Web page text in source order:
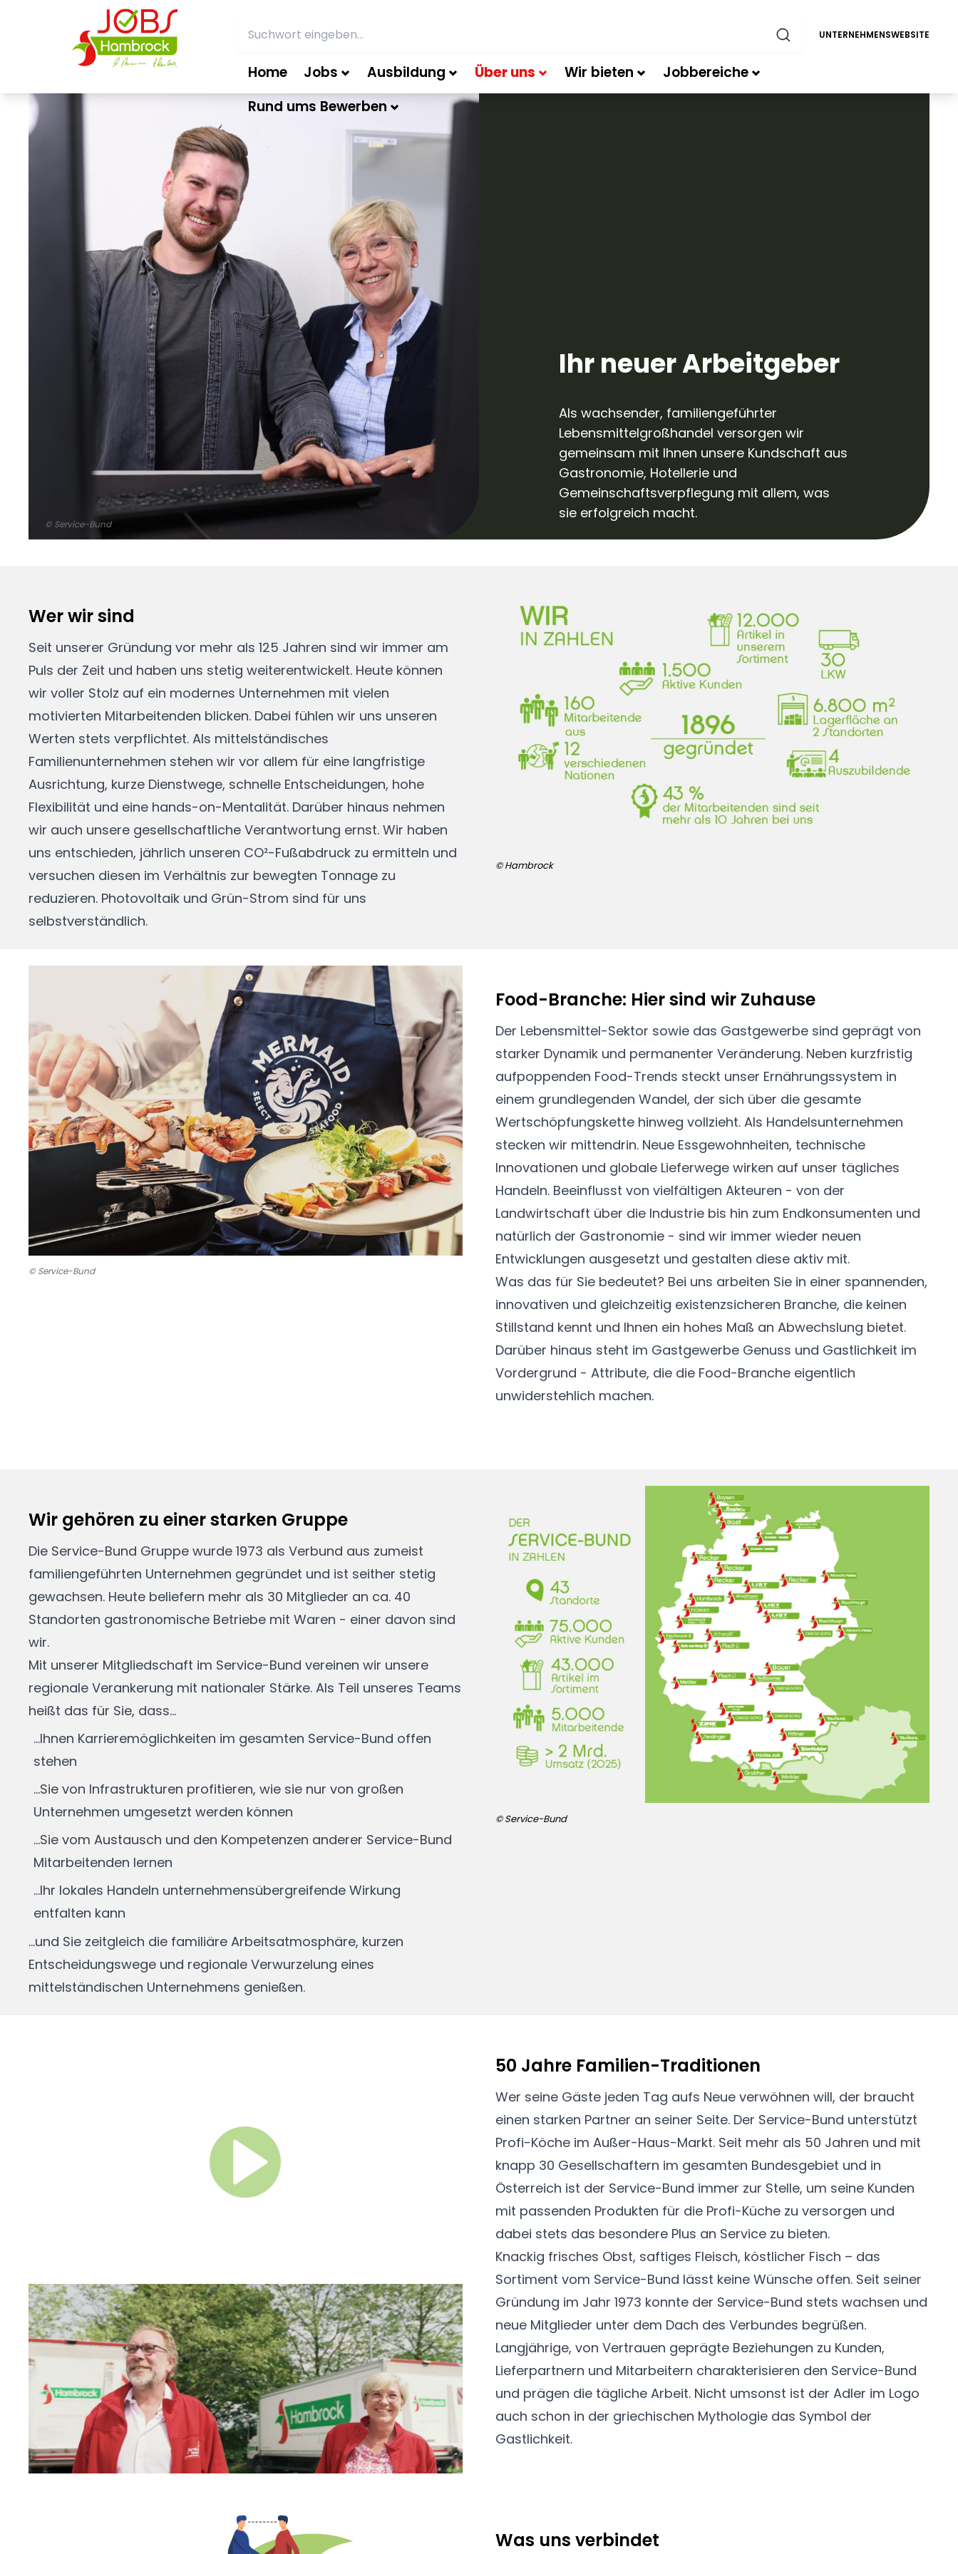
UNTERNEHMENSWEBSITE
Home Jobs Ausbildung Über uns Wir bieten
Jobbereiche
Rund ums Bewerben
© Service-Bund
Ihr neuer Arbeitgeber
Als wachsender, familiengeführter
Lebensmittelgroßhandel versorgen wir
gemeinsam mit Ihnen unsere Kundschaft aus
Gastronomie, Hotellerie und
Gemeinschaftsverpflegung mit allem, was
sie erfolgreich macht.
Wer wir sind
Seit unserer Gründung vor mehr als 125 Jahren sind wir immer am
Puls der Zeit und haben uns stetig weiterentwickelt. Heute können
wir voller Stolz auf ein modernes Unternehmen mit vielen
motivierten Mitarbeitenden blicken. Dabei fühlen wir uns unseren
Werten stets verpflichtet. Als mittelständisches
Familienunternehmen stehen wir vor allem für eine langfristige
Ausrichtung, kurze Dienstwege, schnelle Entscheidungen, hohe
Flexibilität und eine hands-on-Mentalität. Darüber hinaus nehmen
wir auch unsere gesellschaftliche Verantwortung ernst. Wir haben
uns entschieden, jährlich unseren CO²-Fußabdruck zu ermitteln und
versuchen diesen im Verhältnis zur bewegten Tonnage zu
reduzieren. Photovoltaik und Grün-Strom sind für uns
selbstverständlich.
© Hambrock
© Service-Bund
Food-Branche: Hier sind wir Zuhause
Der Lebensmittel-Sektor sowie das Gastgewerbe sind geprägt von
starker Dynamik und permanenter Veränderung. Neben kurzfristig
aufpoppenden Food-Trends steckt unser Ernährungssystem in
einem grundlegenden Wandel, der sich über die gesamte
Wertschöpfungskette hinweg vollzieht. Als Handelsunternehmen
stecken wir mittendrin. Neue Essgewohnheiten, technische
Innovationen und globale Lieferwege wirken auf unser tägliches
Handeln. Beeinflusst von vielfältigen Akteuren - von der
Landwirtschaft über die Industrie bis hin zum Endkonsumenten und
natürlich der Gastronomie - sind wir immer wieder neuen
Entwicklungen ausgesetzt und gestalten diese aktiv mit.
Was das für Sie bedeutet? Bei uns arbeiten Sie in einer spannenden,
innovativen und gleichzeitig existenzsicheren Branche, die keinen
Stillstand kennt und Ihnen ein hohes Maß an Abwechslung bietet.
Darüber hinaus steht im Gastgewerbe Genuss und Gastlichkeit im
Vordergrund - Attribute, die die Food-Branche eigentlich
unwiderstehlich machen.
Wir gehören zu einer starken Gruppe
Die Service-Bund Gruppe wurde 1973 als Verbund aus zumeist
familiengeführten Unternehmen gegründet und ist seither stetig
gewachsen. Heute beliefern mehr als 30 Mitglieder an ca. 40
Standorten gastronomische Betriebe mit Waren - einer davon sind
wir.
Mit unserer Mitgliedschaft im Service-Bund vereinen wir unsere
regionale Verankerung mit nationaler Stärke. Als Teil unseres Teams
heißt das für Sie, dass...
...Ihnen Karrieremöglichkeiten im gesamten Service-Bund offen
stehen
...Sie von Infrastrukturen profitieren, wie sie nur von großen
Unternehmen umgesetzt werden können
...Sie vom Austausch und den Kompetenzen anderer Service-Bund
Mitarbeitenden lernen
...Ihr lokales Handeln unternehmensübergreifende Wirkung
entfalten kann
...und Sie zeitgleich die familiäre Arbeitsatmosphäre, kurzen
Entscheidungswege und regionale Verwurzelung eines
mittelständischen Unternehmens genießen.
© Service-Bund
50 Jahre Familien-Traditionen
Wer seine Gäste jeden Tag aufs Neue verwöhnen will, der braucht
einen starken Partner an seiner Seite. Der Service-Bund unterstützt
Profi-Köche im Außer-Haus-Markt. Seit mehr als 50 Jahren und mit
knapp 30 Gesellschaftern im gesamten Bundesgebiet und in
Österreich ist der Service-Bund immer zur Stelle, um seine Kunden
mit passenden Produkten für die Profi-Küche zu versorgen und
dabei stets das besondere Plus an Service zu bieten.
Knackig frisches Obst, saftiges Fleisch, köstlicher Fisch – das
Sortiment vom Service-Bund lässt keine Wünsche offen. Seit seiner
Gründung im Jahr 1973 konnte der Service-Bund stets wachsen und
neue Mitglieder unter dem Dach des Verbundes begrüßen.
Langjährige, von Vertrauen geprägte Beziehungen zu Kunden,
Lieferpartnern und Mitarbeitern charakterisieren den Service-Bund
und prägen die tägliche Arbeit. Nicht umsonst ist der Adler im Logo
auch schon in der griechischen Mythologie das Symbol der
Gastlichkeit.
Was uns verbindet